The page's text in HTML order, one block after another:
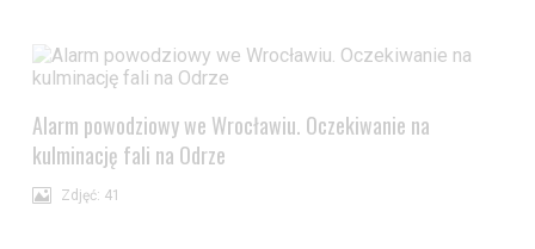
Alarm powodziowy we Wrocławiu. Oczekiwanie na
kulminację fali na Odrze
Zdjęć: 41